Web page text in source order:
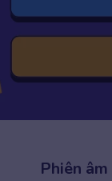
Phiên âm